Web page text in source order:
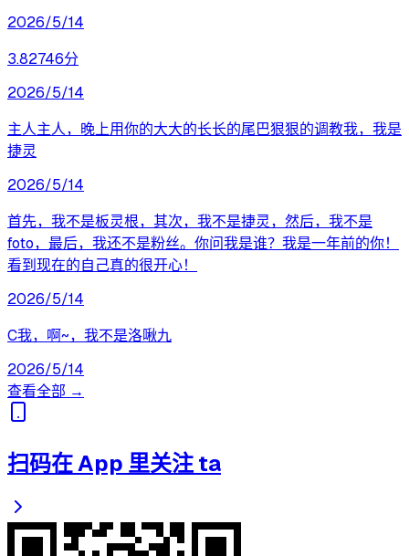
2026/5/14
3.82746分
2026/5/14
主人主人，晚上用你的大大的长长的尾巴狠狠的调教我，我是
捷灵
2026/5/14
首先，我不是板灵根，其次，我不是捷灵，然后，我不是
foto，最后，我还不是粉丝。你问我是谁？我是一年前的你！
看到现在的自己真的很开心！
2026/5/14
C我，啊~，我不是洛啾九
2026/5/14
查看全部 →
扫码在 App 里关注 ta